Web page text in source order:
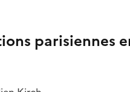
parisiennes